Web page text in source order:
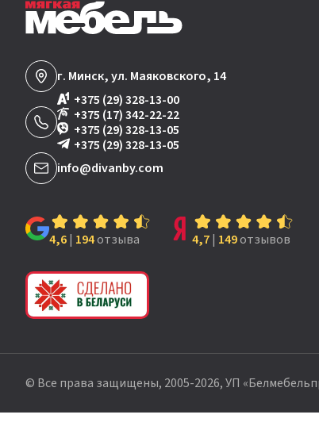
г. Минск, ул. Маяковского, 14
+375 (29) 328-13-00
+375 (17) 342-22-22
+375 (29) 328-13-05
+375 (29) 328-13-05
info@divanby.com
4,6| 194отзыва 4,7| 149отзывов
© Все права защищены, 2005-2026, УП